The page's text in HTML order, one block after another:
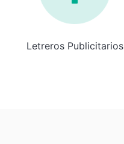
Letreros Publicitarios